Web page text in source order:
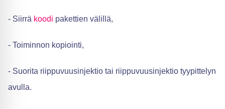
- Siirrä koodi pakettien välillä,
- Toiminnon kopiointi,
- Suorita riippuvuusinjektio tai riippuvuusinjektio tyypittelyn
avulla.